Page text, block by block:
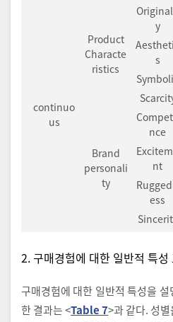
continuo
us
Product
Characte
ristics
y
s
Brand
personali
ty
nce
nt
ess
2. 구매경험에 대한 일반적 특
구매경험에 대한 일반적 특성을
한 결과는 <Table 7>과 같다. 성